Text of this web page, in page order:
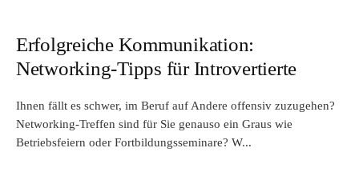
Erfolgreiche Kommunikation:
Networking-Tipps für Introvertierte
Ihnen fällt es schwer, im Beruf auf Andere offensiv zuzugehen?
Networking-Treffen sind für Sie genauso ein Graus wie
Betriebsfeiern oder Fortbildungsseminare? W...